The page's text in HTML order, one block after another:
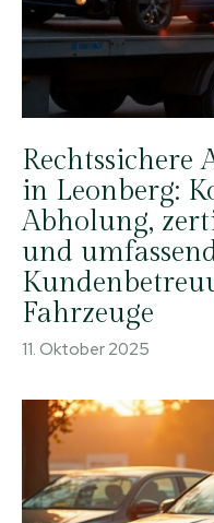
Rechtssichere
in Leonberg:
Abholung,
und
Fahrzeuge
11. Oktober 2025